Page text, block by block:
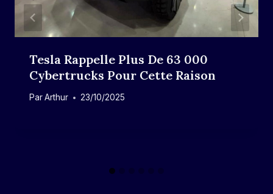
Tesla Rappelle Plus De 63 000
Cybertrucks Pour Cette Raison
ParArthur 23/10/2025